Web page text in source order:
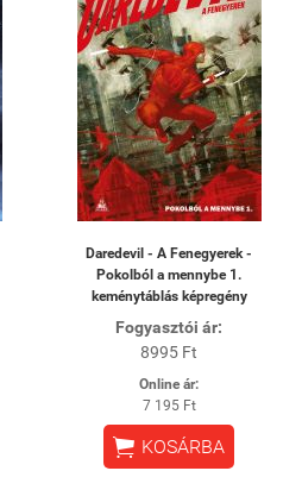
Daredevil - A Fenegyerek -
Pokolból a mennybe 1.
keménytáblás képregény
Fogyasztói ár:
8995 Ft
Online ár:
7 195 Ft
 KOSÁRBA